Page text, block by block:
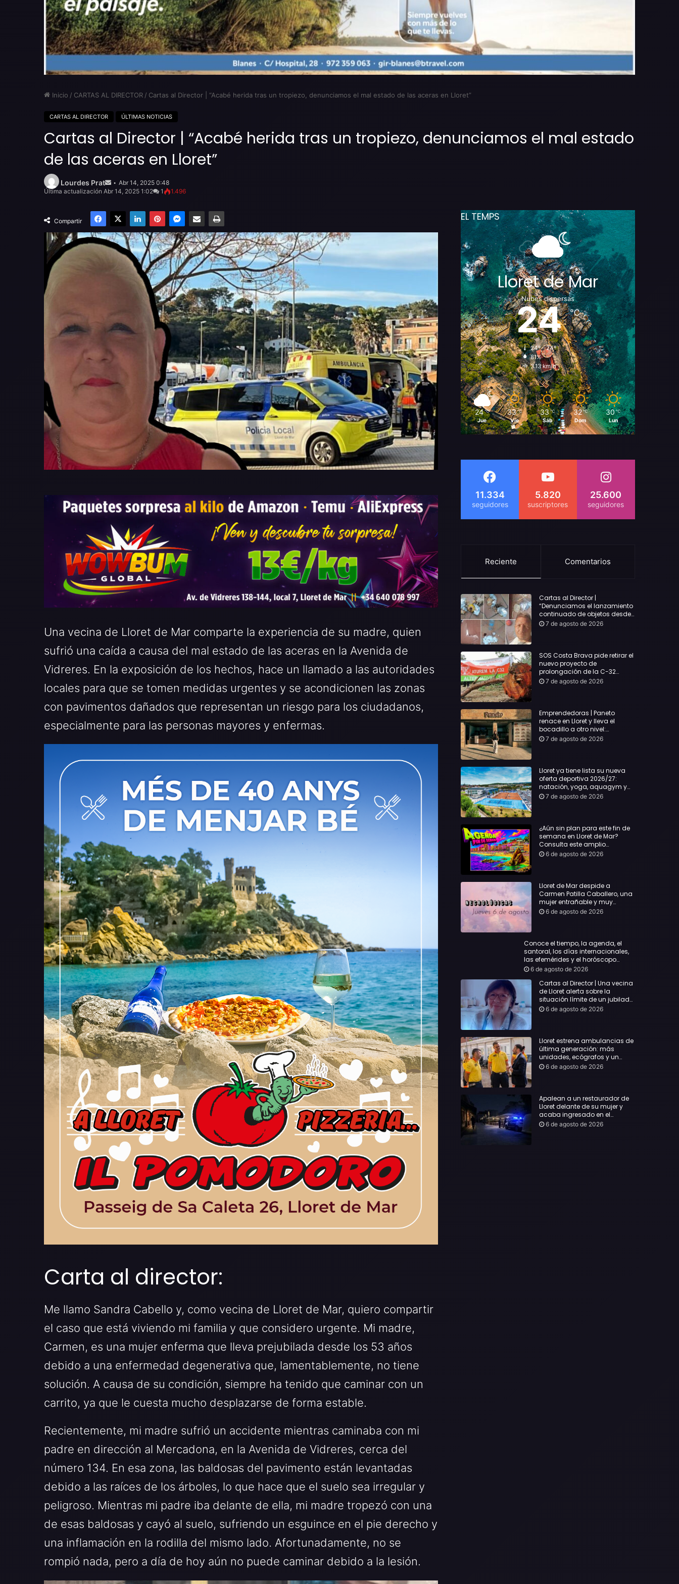
Inicio / CARTAS AL DIRECTOR / Cartas al Director | “Acabé herida tras un tropiezo, denunciamos el mal estado de las aceras en Lloret”
CARTAS AL DIRECTOR ÚLTIMAS NOTICIAS
Cartas al Director | “Acabé herida tras un tropiezo, denunciamos el mal estado
de las aceras en Lloret”
Lourdes Prat
email
Abr 14, 2025 0:48
Última actualización Abr 14, 2025 1:02
1 1.496
Compartir
Facebook
X LinkedInPinterestMessenger
Compartir por email Imprimir
Una vecina de Lloret de Mar comparte la experiencia de su madre, quien
sufrió una caída a causa del mal estado de las aceras en la Avenida de
Vidreres. En la exposición de los hechos, hace un llamado a las autoridades
locales para que se tomen medidas urgentes y se acondicionen las zonas
con pavimentos dañados que representan un riesgo para los ciudadanos,
especialmente para las personas mayores y enfermas.
Carta al director:
Me llamo Sandra Cabello y, como vecina de Lloret de Mar, quiero compartir
el caso que está viviendo mi familia y que considero urgente. Mi madre,
Carmen, es una mujer enferma que lleva prejubilada desde los 53 años
debido a una enfermedad degenerativa que, lamentablemente, no tiene
solución. A causa de su condición, siempre ha tenido que caminar con un
carrito, ya que le cuesta mucho desplazarse de forma estable.
Recientemente, mi madre sufrió un accidente mientras caminaba con mi
padre en dirección al Mercadona, en la Avenida de Vidreres, cerca del
número 134. En esa zona, las baldosas del pavimento están levantadas
debido a las raíces de los árboles, lo que hace que el suelo sea irregular y
peligroso. Mientras mi padre iba delante de ella, mi madre tropezó con una
de esas baldosas y cayó al suelo, sufriendo un esguince en el pie derecho y
una inflamación en la rodilla del mismo lado. Afortunadamente, no se
rompió nada, pero a día de hoy aún no puede caminar debido a la lesión.
EL TEMPS
Lloret de Mar
Nubes dispersas
24℃
24º - 24º
81%
3.13 km/h
24 ℃
Jue
33 ℃
Vie
33 ℃
Sáb
32 ℃
Dom
30 ℃
Lun
11.334 5.820 25.600
Reciente Comentarios
Cartas al Director |
“Denunciamos el lanzamiento
continuado de objetos desde
alojamientos turísticos a
7 de agosto de 2026
SOS Costa Brava pide retirar el
nuevo proyecto de
prolongación de la C-32
hasta Lloret y reclama la
7 de agosto de 2026
Emprendedoras | Paneto
renace en Lloret y lleva el
bocadillo a otro nivel:
producto km 0 y espíritu
7 de agosto de 2026
Lloret ya tiene lista su nueva
oferta deportiva 2026/27:
natación, yoga, aquagym y
decenas de actividades para
7 de agosto de 2026
¿Aún sin plan para este fin de
semana en Lloret de Mar?
Consulta este amplio
recopilatorio de planes:
6 de agosto de 2026
Lloret de Mar despide a
Carmen Patilla Caballero, una
mujer entrañable y muy
querida
6 de agosto de 2026
Conoce el tiempo, la agenda, el
santoral, los días internacionales,
las efemérides y el horóscopo…
6 de agosto de 2026
Cartas al Director | Una vecina
de Lloret alerta sobre la
situación límite de un jubilado
de 65 años y pide una
6 de agosto de 2026
Lloret estrena ambulancias de
última generación: más
unidades, ecógrafos y un
servicio reforzado las 24 horas
6 de agosto de 2026
Apalean a un restaurador de
Lloret delante de su mujer y
acaba ingresado en el
Hospital Vall d’Hebron
6 de agosto de 2026